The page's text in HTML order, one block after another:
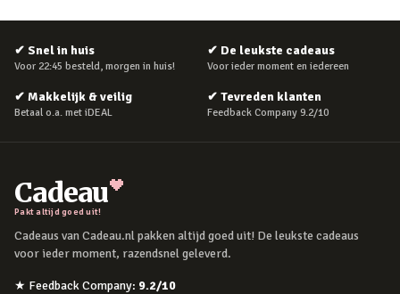
✔ Snel in huis
Voor 22:45 besteld, morgen in huis!
✔ De leukste cadeaus
Voor ieder moment en iedereen
✔ Makkelijk & veilig
Betaal o.a. met iDEAL
✔ Tevreden klanten
Feedback Company 9.2/10
Cadeau
Pakt altijd goed uit!
Cadeaus van Cadeau.nl pakken altijd goed uit! De leukste cadeaus
voor ieder moment, razendsnel geleverd.
★ Feedback Company: 9.2/10